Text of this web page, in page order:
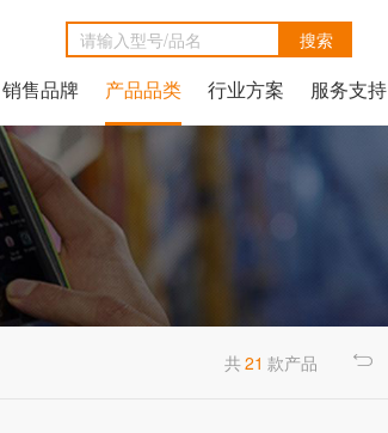
销售品牌 产品品类 行业方案 服务支持
共21 款产品